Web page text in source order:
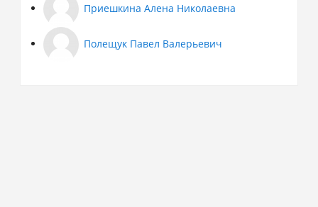
Приешкина Алена Николаевна
Полещук Павел Валерьевич